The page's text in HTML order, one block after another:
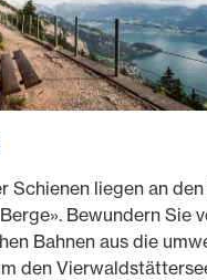
Schienen liegen an
Bewundern Sie
Bahnen aus die
den